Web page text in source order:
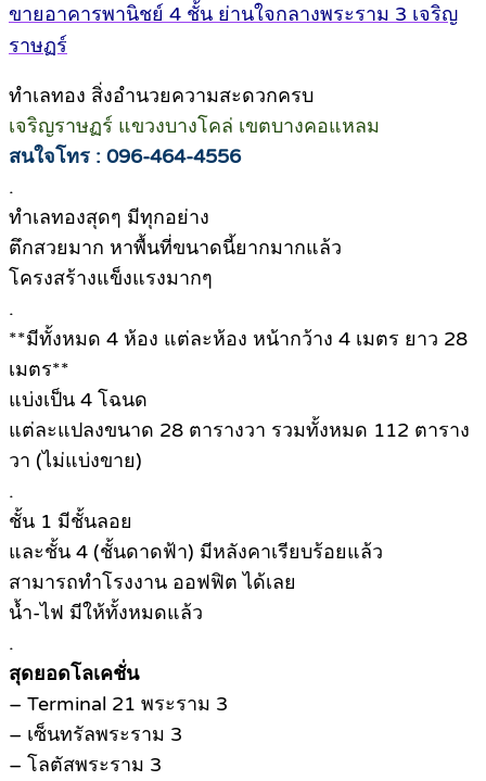
ขายอาคารพานิชย์ 4 ชั้น ย่านใจกลางพระราม 3 เจริญ
ราษฏร์
ทำเลทอง สิ่งอำนวยความสะดวกครบ
เจริญราษฏร์ แขวงบางโคล่ เขตบางคอแหลม
สนใจโทร : 096-464-4556
.
ทำเลทองสุดๆ มีทุกอย่าง
ตึกสวยมาก หาพื้นที่ขนาดนี้ยากมากแล้ว
โครงสร้างแข็งแรงมากๆ
.
**มีทั้งหมด 4 ห้อง แต่ละห้อง หน้ากว้าง 4 เมตร ยาว 28
เมตร**
แบ่งเป็น 4 โฉนด
แต่ละแปลงขนาด 28 ตารางวา รวมทั้งหมด 112 ตาราง
วา (ไม่แบ่งขาย)
.
ชั้น 1 มีชั้นลอย
และชั้น 4 (ชั้นดาดฟ้า) มีหลังคาเรียบร้อยแล้ว
สามารถทำโรงงาน ออฟฟิต ได้เลย
น้ำ-ไฟ มีให้ทั้งหมดแล้ว
.
สุดยอดโลเคชั่น
– Terminal 21 พระราม 3
– เซ็นทรัลพระราม 3
– โลตัสพระราม 3